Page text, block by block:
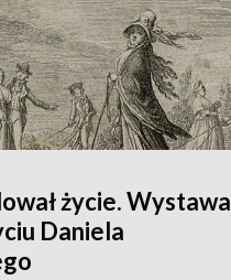
życie. Wystawa
Daniela